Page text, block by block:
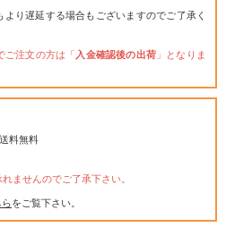
り遅延する場合もございますのでご了承く
ご注文の方は「 入金確認後の出荷 」となりま
料無料
ませんのでご了承下さい。
らをご覧下さい。